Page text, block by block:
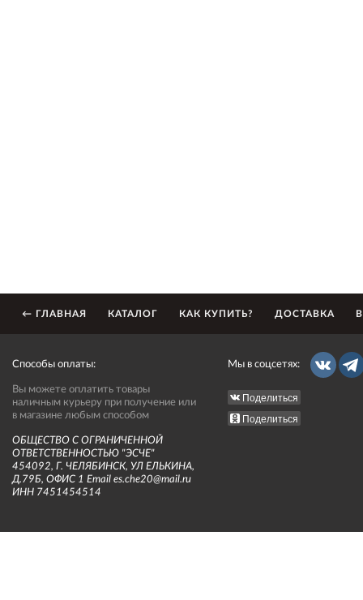
← ГЛАВНАЯ КАТАЛОГ КАК КУПИТЬ? ДОСТАВКА
Способы оплаты:
Вы можете оплатить товары
наличным курьеру при получение или
в магазине любым способом
ОБЩЕСТВО С ОГРАНИЧЕННОЙ
ОТВЕТСТВЕННОСТЬЮ "ЭСЧЕ"
454092, Г. ЧЕЛЯБИНСК, УЛ ЕЛЬКИНА,
Д.79Б, ОФИС 1 Email es.che20@mail.ru
ИНН 7451454514
Мы в соцсетях:
Поделиться
Поделиться